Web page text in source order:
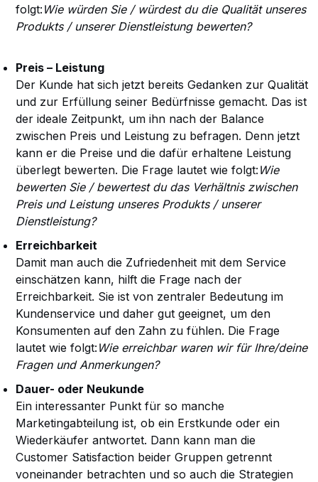
folgt: Wie würden Sie / würdest du die Qualität unseres
Produkts / unserer Dienstleistung bewerten?
Preis – Leistung
Der Kunde hat sich jetzt bereits Gedanken zur Qualität
und zur Erfüllung seiner Bedürfnisse gemacht. Das ist
der ideale Zeitpunkt, um ihn nach der Balance
zwischen Preis und Leistung zu befragen. Denn jetzt
kann er die Preise und die dafür erhaltene Leistung
überlegt bewerten. Die Frage lautet wie folgt: Wie
bewerten Sie / bewertest du das Verhältnis zwischen
Preis und Leistung unseres Produkts / unserer
Dienstleistung?
Erreichbarkeit
Damit man auch die Zufriedenheit mit dem Service
einschätzen kann, hilft die Frage nach der
Erreichbarkeit. Sie ist von zentraler Bedeutung im
Kundenservice und daher gut geeignet, um den
Konsumenten auf den Zahn zu fühlen. Die Frage
lautet wie folgt: Wie erreichbar waren wir für Ihre/deine
Fragen und Anmerkungen?
Dauer- oder Neukunde
Ein interessanter Punkt für so manche
Marketingabteilung ist, ob ein Erstkunde oder ein
Wiederkäufer antwortet. Dann kann man die
Customer Satisfaction beider Gruppen getrennt
voneinander betrachten und so auch die Strategien